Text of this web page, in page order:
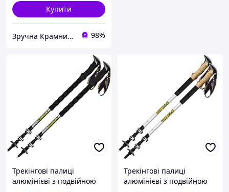
Купити
Зручна Крамниця 98%
Трекінгові палиці
алюмінієві з подвійною
Трекінгові палиці
алюмінієві з подвійною